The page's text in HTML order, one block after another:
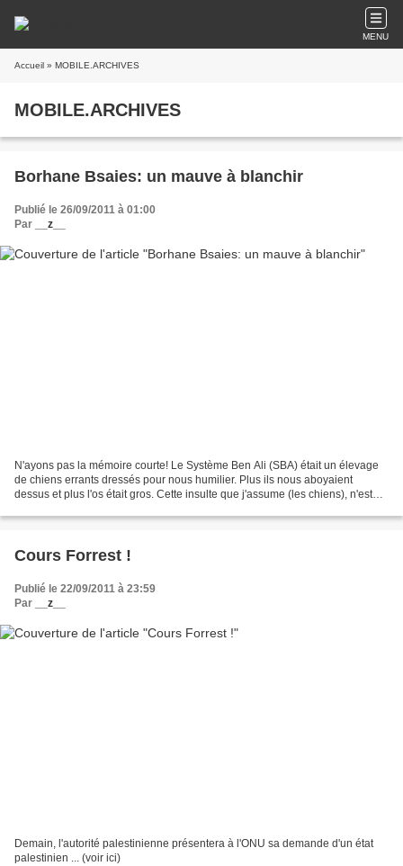
MENU
Accueil » MOBILE.ARCHIVES
MOBILE.ARCHIVES
Borhane Bsaies: un mauve à blanchir
Publié le 26/09/2011 à 01:00
Par
__z__
N'ayons pas la mémoire courte! Le Système Ben Ali (SBA) était un élevage
de chiens errants dressés pour nous humilier. Plus ils nous aboyaient
dessus et plus l'os était gros. Cette insulte que j'assume (les chiens), n'est
Cours Forrest !
Publié le 22/09/2011 à 23:59
Par
__z__
Demain, l'autorité palestinienne présentera à l'ONU sa demande d'un état
palestinien ... (voir ici)